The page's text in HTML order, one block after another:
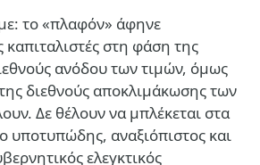
το «πλαφόν» άφηνε
στη φάση της
ανόδου των τιμών, όμως
διεθνούς αποκλιμάκωσης των
Δε θέλουν να μπλέκεται στα
υποτυπώδης, αναξιόπιστος και
ελεγκτικός